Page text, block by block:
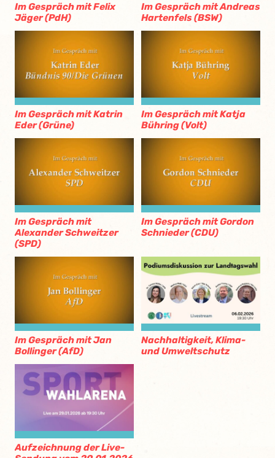
Im Gespräch mit Felix
Jäger (PdH)
Im Gespräch mit Andreas
Hartenfels (BSW)
Im Gespräch mit Katrin
Eder (Grüne)
Im Gespräch mit Katja
Bühring (Volt)
Im Gespräch mit
Alexander Schweitzer
(SPD)
Im Gespräch mit Gordon
Schnieder (CDU)
Im Gespräch mit Jan
Bollinger (AfD)
Nachhaltigkeit, Klima-
und Umweltschutz
Aufzeichnung der Live-